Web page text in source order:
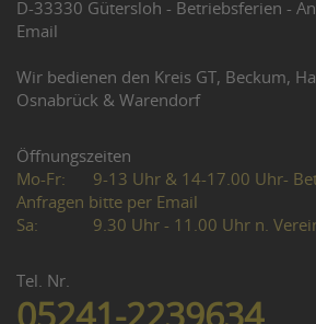
D-33330 Gütersloh - Betriebsferien -
Email
Wir bedienen den Kreis GT, Beckum,
Osnabrück & Warendorf
Öffnungszeiten
Mo-Fr:
9-13 Uhr & 14-17.00 Uhr-
Anfragen bitte per Email
Sa:
9.30 Uhr - 11.00 Uhr n.
Tel. Nr.